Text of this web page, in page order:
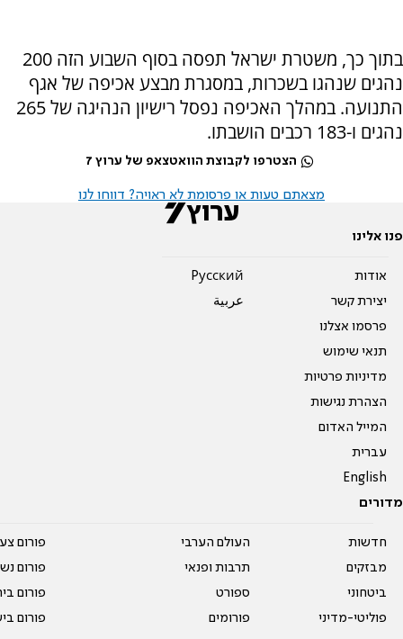
בתוך כך, משטרת ישראל תפסה בסוף השבוע הזה 200
נהגים שנהגו בשכרות, במסגרת מבצע אכיפה של אגף
התנועה. במהלך האכיפה נפסל רישיון הנהיגה של 265
נהגים ו-183 רכבים הושבתו.
הצטרפו לקבוצת הוואטצאפ של ערוץ 7
מצאתם טעות או פרסומת לא ראויה? דווחו לנו
פנו אלינו
אודות
יצירת קשר
פרסמו אצלנו
תנאי שימוש
מדיניות פרטיות
הצהרת נגישות
המייל האדום
עברית
English
Pусский
عربية
מדורים
חדשות
מבזקים
ביטחוני
פוליטי-מדיני
העולם הערבי
תרבות ופנאי
ספורט
פורומים
פורום
פורום
פורום
פורום